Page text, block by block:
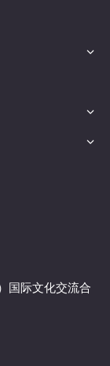
国际文化交流合